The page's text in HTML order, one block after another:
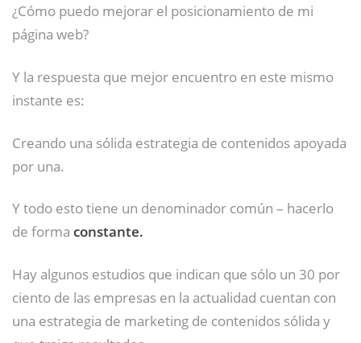
¿Cómo puedo mejorar el posicionamiento de mi
página web?
Y la respuesta que mejor encuentro en este mismo
instante es:
Creando una sólida estrategia de contenidos apoyada
por una.
Y todo esto tiene un denominador común – hacerlo
de forma constante.
Hay algunos estudios que indican que sólo un 30 por
ciento de las empresas en la actualidad cuentan con
una estrategia de marketing de contenidos sólida y